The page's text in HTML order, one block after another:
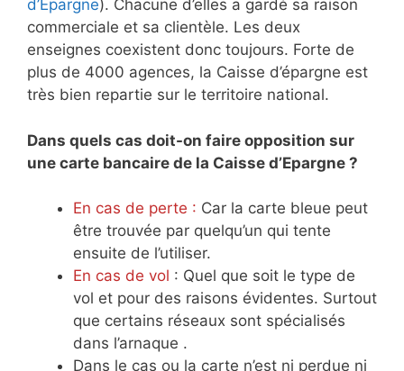
d’Epargne). Chacune d’elles a gardé sa raison
commerciale et sa clientèle. Les deux
enseignes coexistent donc toujours. Forte de
plus de 4000 agences, la Caisse d’épargne est
très bien repartie sur le territoire national.
Dans quels cas doit-on faire opposition sur
une carte bancaire de la Caisse d’Epargne ?
En cas de perte : Car la carte bleue peut
être trouvée par quelqu’un qui tente
ensuite de l’utiliser.
En cas de vol : Quel que soit le type de
vol et pour des raisons évidentes. Surtout
que certains réseaux sont spécialisés
dans l’arnaque .
Dans le cas ou la carte n’est ni perdue ni